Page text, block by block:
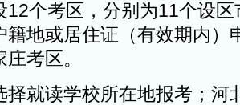
12个考区，分别为11个设
籍地或居住证（有效期内）
考区。
择就读学校所在地报考；河